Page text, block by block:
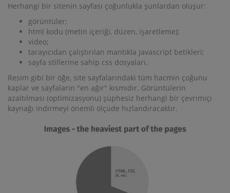
Herhangi bir sitenin sayfası çoğunlukla şunlardan oluşur:
görüntüler;
html kodu (metin içeriği, düzen, işaretleme);
video;
tarayıcıdan çalıştırılan mantıkla javascript betikleri;
sayfa stillerine sahip css dosyaları.
Resim gibi bir öğe, site sayfalarındaki tüm hacmin çoğunu
kaplar ve sayfaların "en ağır" kısmıdır. Görüntülerin
azaltılması (optimizasyonu) şüphesiz herhangi bir çevrimiçi
kaynağı indirmeyi önemli ölçüde hızlandıracaktır.